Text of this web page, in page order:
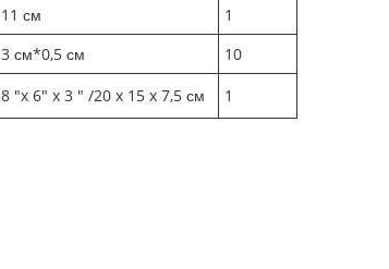
11 см
1
3 см*0,5 см
10
8 "x 6" x 3 " /20 x 15 x 7,5 см 1